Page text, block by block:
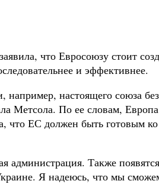
что Евросоюзу стоит
и эффективнее.
например, настоящего союза
По ее словам,
ЕС должен быть готовым
администрация. Также
Я надеюсь, что мы